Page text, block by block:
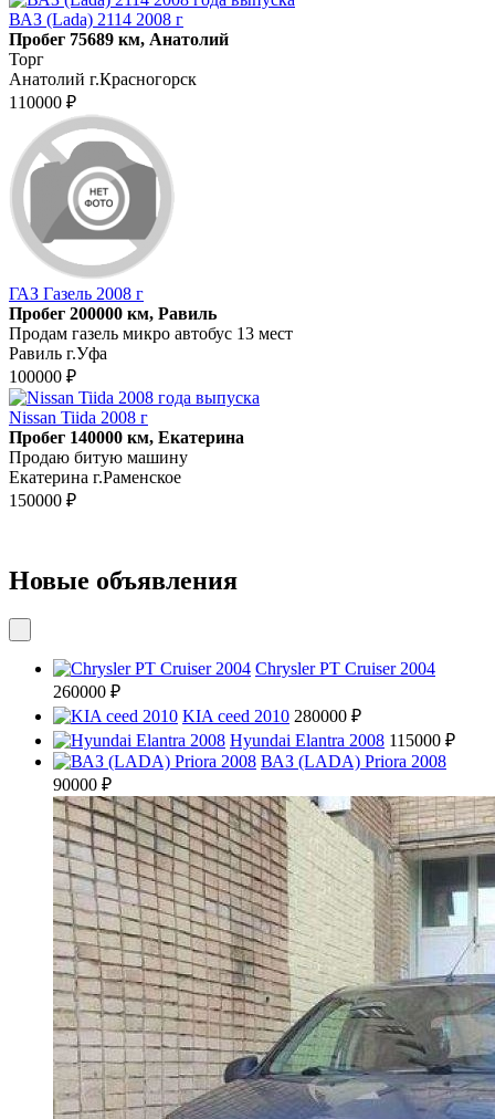
ВАЗ (Lada) 2114 2008 г
Пробег 75689 км, Анатолий
Торг
Анатолий г.Красногорск
110000 ₽
ГАЗ Газель 2008 г
Пробег 200000 км, Равиль
Продам газель микро автобус 13 мест
Равиль г.Уфа
100000 ₽
Nissan Tiida 2008 г
Пробег 140000 км, Екатерина
Продаю битую машину
Екатерина г.Раменское
150000 ₽
Новые объявления
Chrysler PT Cruiser 2004
260000 ₽
KIA ceed 2010 280000 ₽
Hyundai Elantra 2008 115000 ₽
ВАЗ (LADA) Priora 2008
90000 ₽